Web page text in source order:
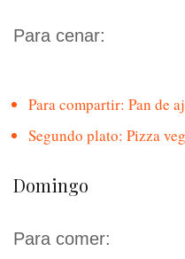
Para cenar:
Para compartir: Pan de
Segundo plato: Pizza
Domingo
Para comer: